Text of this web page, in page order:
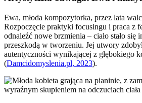
Ewa, młoda kompozytorka, przez lata
Rozpoczęcie praktyki focusingu i praca z
odnaleźć nowe brzmienia – ciało stało się
przeszkodą w tworzeniu. Jej utwory
autentyczności wynikającej z głębokiego
(Damcidomyslenia.pl, 2023).